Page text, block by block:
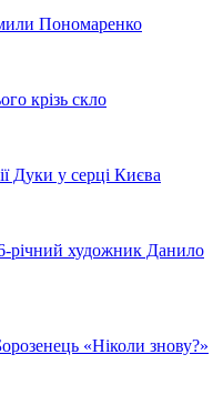
Пономаренко
крізь скло
Дуки у серці Києва
річний художник Данило
«Ніколи знову?»